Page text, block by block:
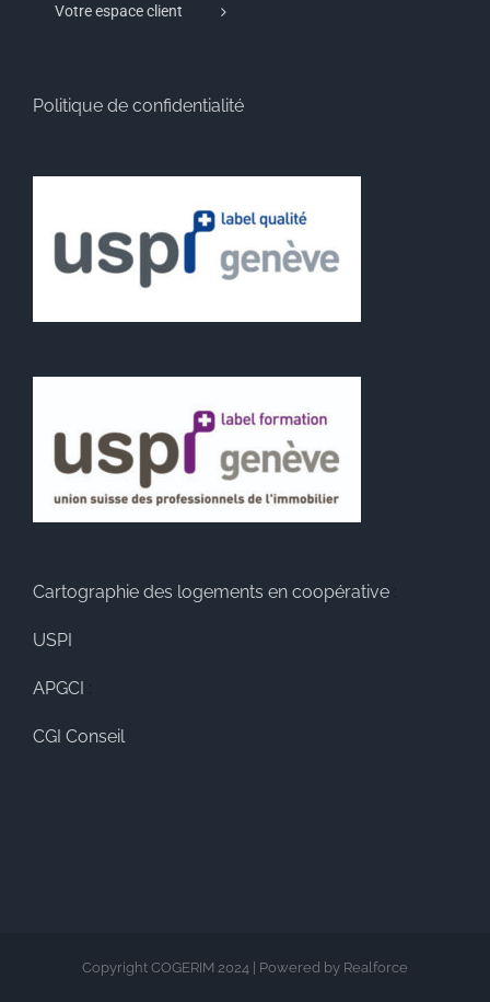
Votre espace client
Politique de confidentialité
Cartographie des logements en coopérative :
USPI
APGCI :
CGI Conseil
Copyright COGERIM 2024 | Powered by Realforce